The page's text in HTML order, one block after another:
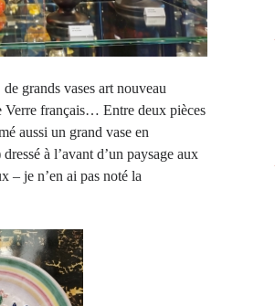
grands vases art nouveau
Verre français… Entre deux pièces
aussi un grand vase en
à l’avant d’un paysage aux
– je n’en ai pas noté la